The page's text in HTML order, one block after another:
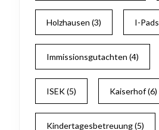
Holzhausen (3) I-Pads
Immissionsgutachten (4)
ISEK(5) Kaiserhof(6)
Kindertagesbetreuung(5)